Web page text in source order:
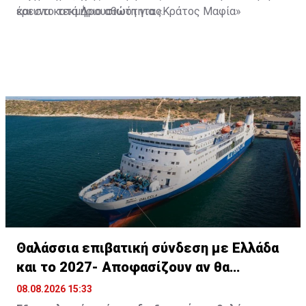
και στο τεκμήριο αθωότητας.
έρευνα κατά Δρουσιώτη για «Κράτος Μαφία»
Θαλάσσια επιβατική σύνδεση με Ελλάδα
και το 2027- Αποφασίζουν αν θα
συνεχίσει
08.08.2026 15:33